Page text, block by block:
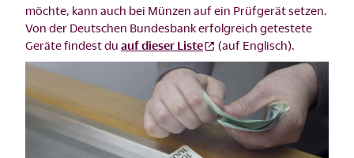
möchte, kann auch bei Münzen auf ein Prüfgerät setzen.
Von der Deutschen Bundesbank erfolgreich getestete
Geräte findest du auf dieser Liste (auf Englisch).